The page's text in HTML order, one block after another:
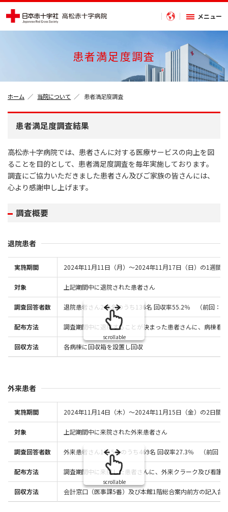
メニュー
患者満足度調査
ホーム 当院について 患者満足度調査
患者満足度調査結果
高松赤十字病院では、患者さんに対する医療サービスの向上を図
ることを目的として、患者満足度調査を毎年実施しております。
調査にご協力いただきました患者さん及びご家族の皆さんには、
心より感謝申し上げます。
調査概要
退院患者
実施期間 2024年11月11日（月）～2024年11月17日（日）の1週間
対象 上記期間中に退院された患者さん
調査回答者数 退院患者さん246名のうち136名 回収率55.2％ （前回：
配布方法 調査期間中に退院することが決まった患者さんに、病棟看
回収方法 各病棟に回収箱を設置し回収
scrollable
外来患者
実施期間 2024年11月14日（木）～2024年11月15日（金）の2日間
対象 上記期間中に来院された外来患者さん
調査回答者数 外来患者さん1715名のうち469名 回収率27.3％ （前回：
配布方法 調査期間中に来院した患者さんに、外来クラーク及び看護
回収方法 会計窓口（医事課5番）及び本館1階総合案内前方の記入台
scrollable